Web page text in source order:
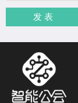
发 表